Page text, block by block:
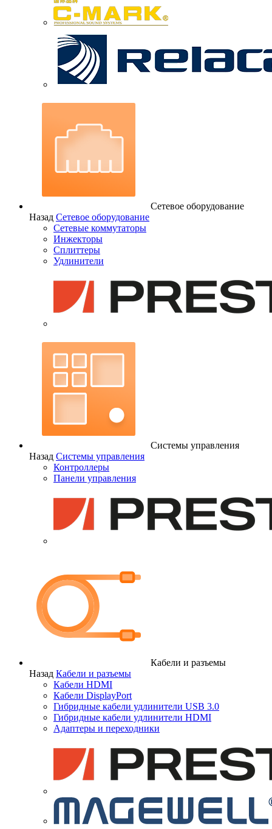
Сетевое оборудование
Назад Сетевое оборудование
Сетевые коммутаторы
Инжекторы
Сплиттеры
Удлинители
Системы управления
Назад Системы управления
Контроллеры
Панели управления
Кабели и разъемы
Назад Кабели и разъемы
Кабели HDMI
Кабели DisplayPort
Гибридные кабели удлинители USB 3.0
Гибридные кабели удлинители HDMI
Адаптеры и переходники